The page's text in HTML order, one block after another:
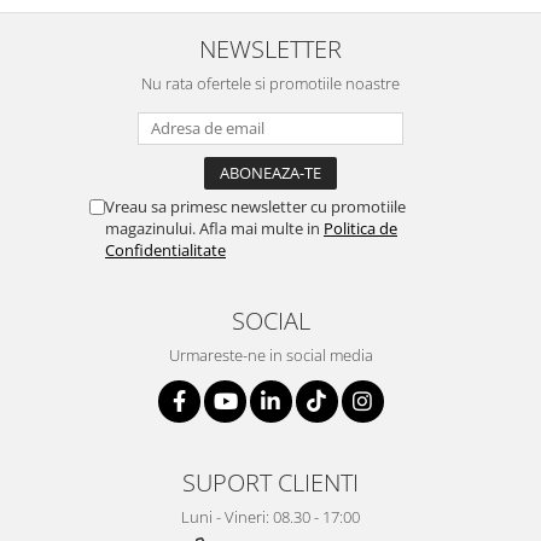
Table magnetice (whiteboard-uri)
Electronice si accesorii tech
Gadgeturi mobile
Securitate digitala
Adaptoare de calatorie
Cabluri si conectivitate
Incarcatoare wireless
Ceasuri smart - Smartwatch
Baterii externe - Powerbanks
Accesorii localizare (FindMy)
Standuri PC si suporturi
NEWSLETTER
Nu rata ofertele si promotiile noastre
Vreau sa primesc newsletter cu promotiile
magazinului. Afla mai multe in Politica de
Confidentialitate
SOCIAL
Urmareste-ne in social media
SUPORT CLIENTI
Luni - Vineri: 08.30 - 17:00